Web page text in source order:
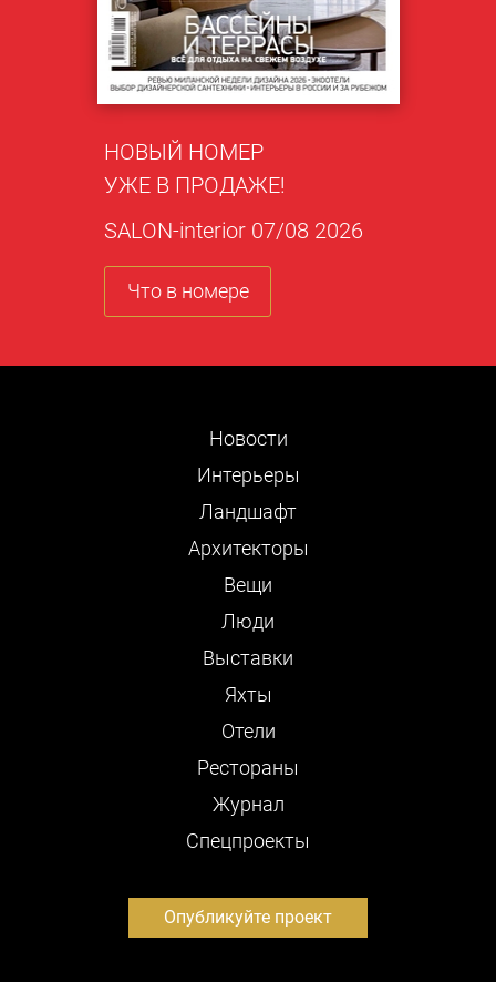
НОВЫЙ НОМЕР
УЖЕ В ПРОДАЖЕ!
SALON-interior 07/08 2026
Что в номере
Новости
Интерьеры
Ландшафт
Архитекторы
Вещи
Люди
Выставки
Яхты
Отели
Рестораны
Журнал
Cпецпроекты
Опубликуйте проект